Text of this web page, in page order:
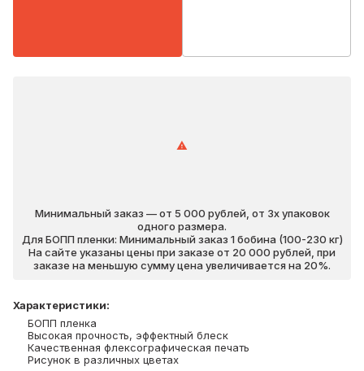
Минимальный заказ — от 5 000 рублей, от 3х упаковок
одного размера.
Для БОПП пленки: Минимальный заказ 1 бобина (100-230 кг)
На сайте указаны цены при заказе от 20 000 рублей, при
заказе на меньшую сумму цена увеличивается на 20%.
Характеристики:
БОПП пленка
Высокая прочность, эффектный блеск
Качественная флексографическая печать
Рисунок в различных цветах